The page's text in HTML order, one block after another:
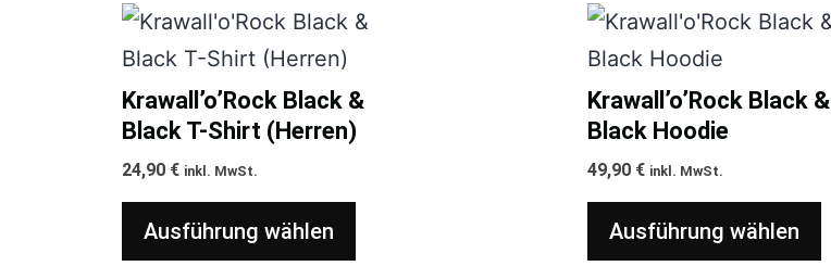
Krawall’o’Rock Black &
Black T-Shirt (Herren)
24,90 € inkl. MwSt.
Ausführung wählen
Krawall’o’Rock Black &
Black Hoodie
49,90 € inkl. MwSt.
Ausführung wählen